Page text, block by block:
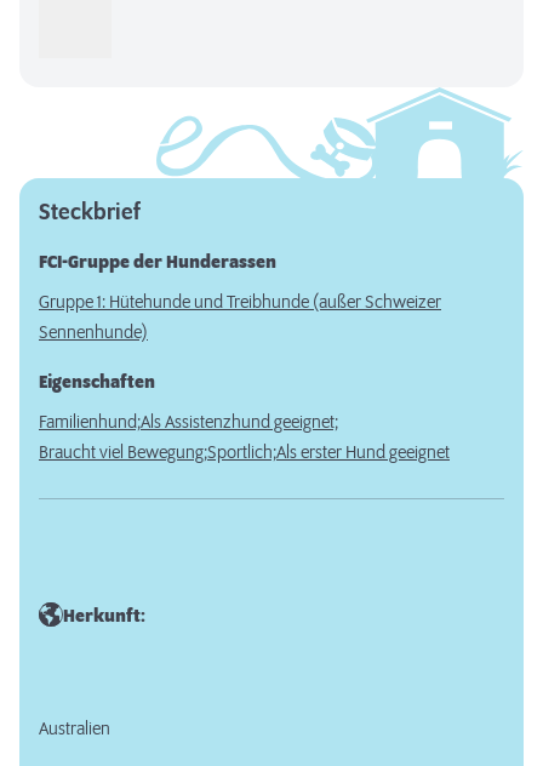
Steckbrief
FCI-Gruppe der Hunderassen
Gruppe 1: Hütehunde und Treibhunde (außer Schweizer
Sennenhunde)
Eigenschaften
Familienhund;Als Assistenzhund geeignet;
Braucht viel Bewegung;Sportlich;Als erster Hund geeignet
Herkunft:
Australien